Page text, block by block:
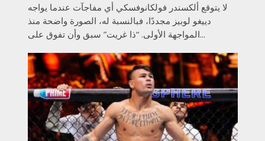
لا يتوقع ألكسندر فولكانوفسكي أي مفاجآت عندما يواجه
دييغو لوبيز مجددًا، فبالنسبة له، الصورة واضحة منذ
المواجهة الأولى. “ذا غريت” سبق وأن تفوق على...